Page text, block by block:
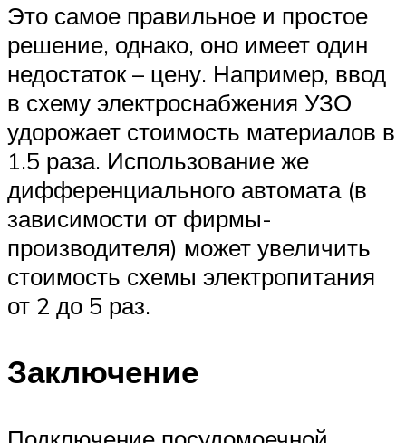
Это самое правильное и простое
решение, однако, оно имеет один
недостаток – цену. Например, ввод
в схему электроснабжения УЗО
удорожает стоимость материалов в
1.5 раза. Использование же
дифференциального автомата (в
зависимости от фирмы-
производителя) может увеличить
стоимость схемы электропитания
от 2 до 5 раз.
Заключение